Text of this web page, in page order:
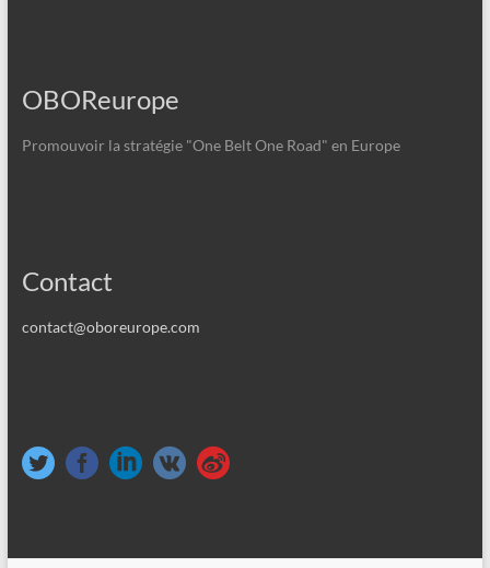
OBOReurope
Promouvoir la stratégie "One Belt One Road" en Europe
Contact
contact@oboreurope.com